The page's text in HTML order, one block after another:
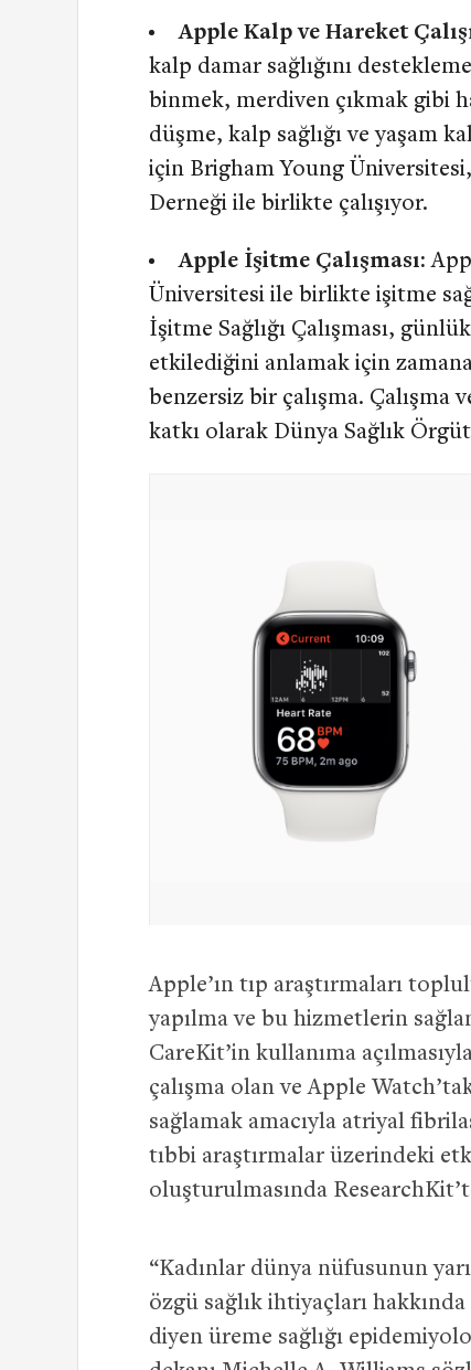
Apple Kalp ve Hareket
kalp damar sağlığını
binmek, merdiven çıkmak gibi
düşme, kalp sağlığı ve yaşam
için Brigham Young
Derneği ile birlikte çalışıyor.
Apple İşitme Çalışması:
Üniversitesi ile birlikte işitme
İşitme Sağlığı Çalışması,
etkilediğini anlamak için
benzersiz bir çalışma.
katkı olarak Dünya Sağlık
Apple’ın tıp araştırmaları
yapılma ve bu hizmetlerin
CareKit’in kullanıma
çalışma olan ve Apple
sağlamak amacıyla atriyal
tıbbi araştırmalar üzerindeki
oluşturulmasında
“Kadınlar dünya nüfusunun
özgü sağlık ihtiyaçları
diyen üreme sağlığı